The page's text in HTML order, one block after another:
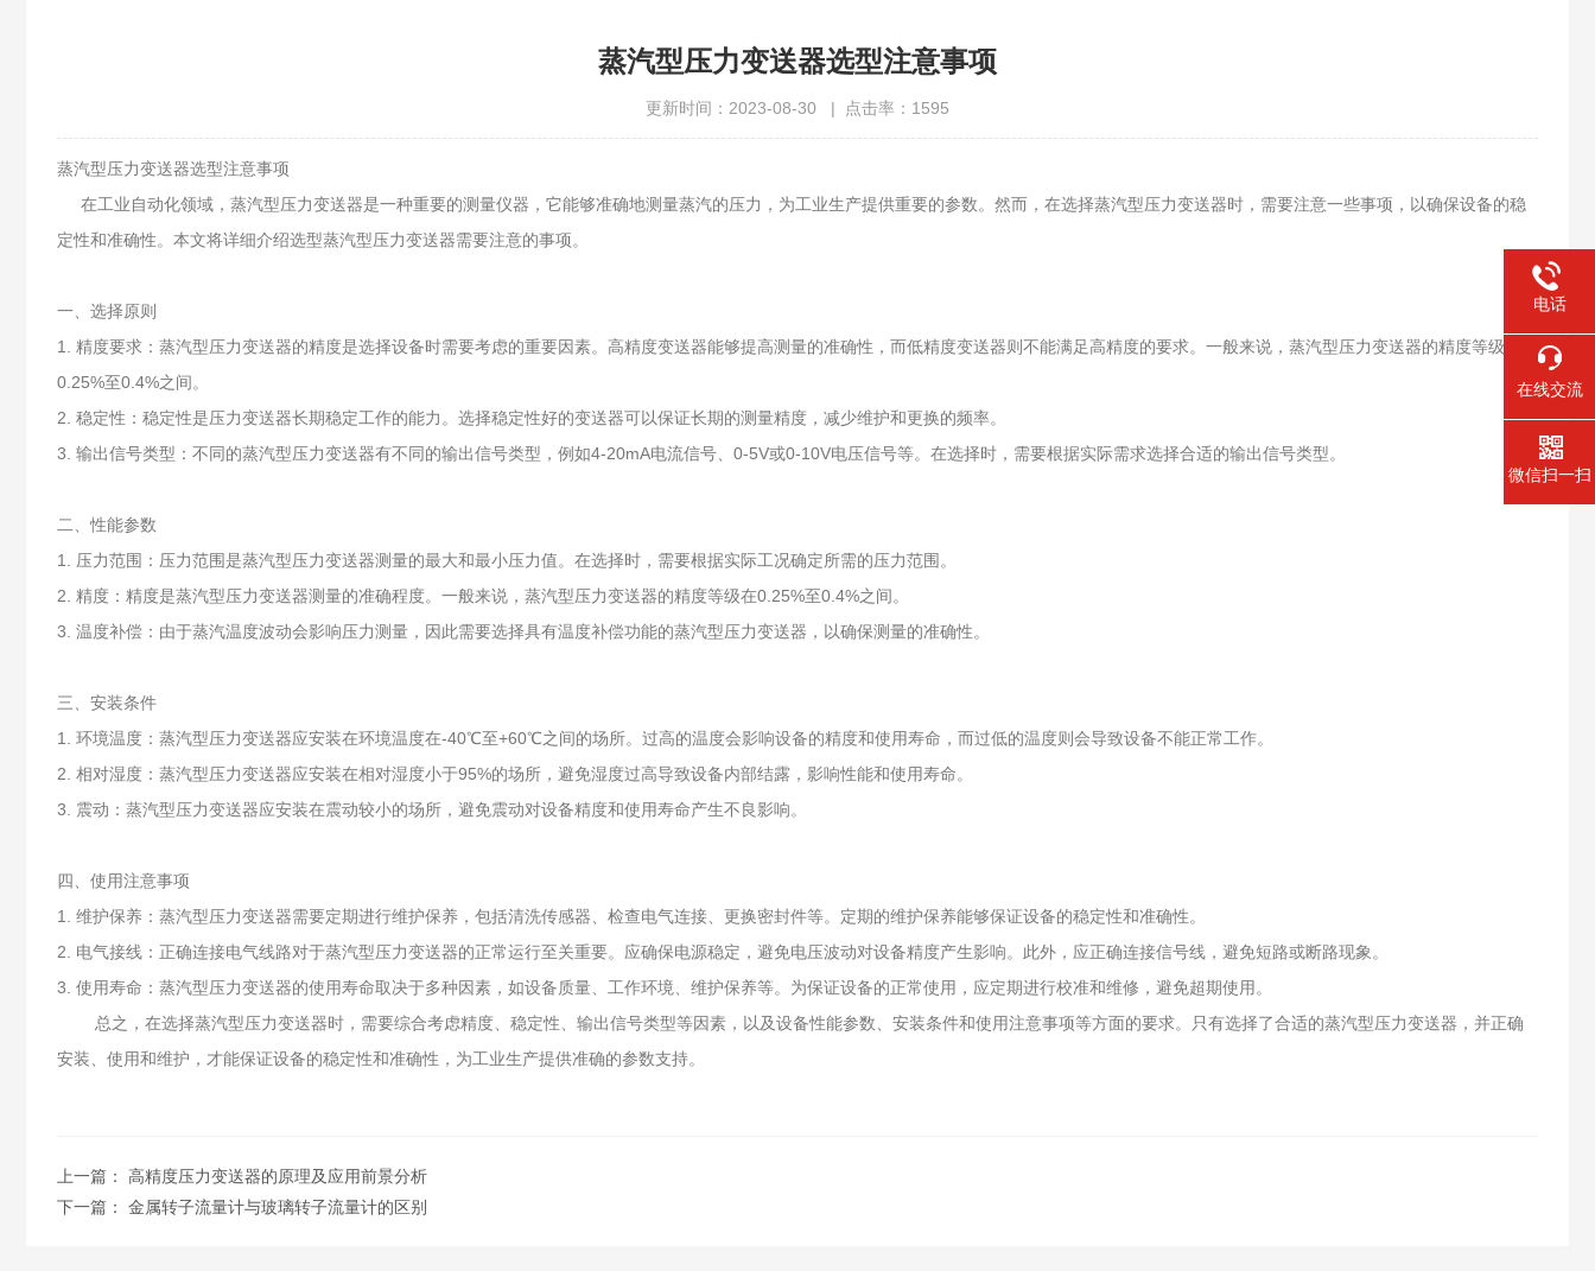
蒸汽型压力变送器选型注意事项
更新时间：2023-08-30 | 点击率：1595
蒸汽型压力变送器选型注意事项
在工业自动化领域，蒸汽型压力变送器是一种重要的测量仪器，它能够准确地测量蒸汽的压力，为工业生产提供重要的参数。然而，在选择蒸汽型压力变送器时，需要注意一些事项，以确保设备的稳
定性和准确性。本文将详细介绍选型蒸汽型压力变送器需要注意的事项。
一、选择原则
1. 精度要求：蒸汽型压力变送器的精度是选择设备时需要考虑的重要因素。高精度变送器能够提高测量的准确性，而低精度变送器则不能满足高精度的要求。一般来说，蒸汽型压力变送器的精度等级在
0.25%至0.4%之间。
2. 稳定性：稳定性是压力变送器长期稳定工作的能力。选择稳定性好的变送器可以保证长期的测量精度，减少维护和更换的频率。
3. 输出信号类型：不同的蒸汽型压力变送器有不同的输出信号类型，例如4-20mA电流信号、0-5V或0-10V电压信号等。在选择时，需要根据实际需求选择合适的输出信号类型。
二、性能参数
1. 压力范围：压力范围是蒸汽型压力变送器测量的最大和最小压力值。在选择时，需要根据实际工况确定所需的压力范围。
2. 精度：精度是蒸汽型压力变送器测量的准确程度。一般来说，蒸汽型压力变送器的精度等级在0.25%至0.4%之间。
3. 温度补偿：由于蒸汽温度波动会影响压力测量，因此需要选择具有温度补偿功能的蒸汽型压力变送器，以确保测量的准确性。
三、安装条件
1. 环境温度：蒸汽型压力变送器应安装在环境温度在-40℃至+60℃之间的场所。过高的温度会影响设备的精度和使用寿命，而过低的温度则会导致设备不能正常工作。
2. 相对湿度：蒸汽型压力变送器应安装在相对湿度小于95%的场所，避免湿度过高导致设备内部结露，影响性能和使用寿命。
3. 震动：蒸汽型压力变送器应安装在震动较小的场所，避免震动对设备精度和使用寿命产生不良影响。
四、使用注意事项
1. 维护保养：蒸汽型压力变送器需要定期进行维护保养，包括清洗传感器、检查电气连接、更换密封件等。定期的维护保养能够保证设备的稳定性和准确性。
2. 电气接线：正确连接电气线路对于蒸汽型压力变送器的正常运行至关重要。应确保电源稳定，避免电压波动对设备精度产生影响。此外，应正确连接信号线，避免短路或断路现象。
3. 使用寿命：蒸汽型压力变送器的使用寿命取决于多种因素，如设备质量、工作环境、维护保养等。为保证设备的正常使用，应定期进行校准和维修，避免超期使用。
总之，在选择蒸汽型压力变送器时，需要综合考虑精度、稳定性、输出信号类型等因素，以及设备性能参数、安装条件和使用注意事项等方面的要求。只有选择了合适的蒸汽型压力变送器，并正确
安装、使用和维护，才能保证设备的稳定性和准确性，为工业生产提供准确的参数支持。
上一篇： 高精度压力变送器的原理及应用前景分析
下一篇： 金属转子流量计与玻璃转子流量计的区别
电话
在线交流
微信扫一扫